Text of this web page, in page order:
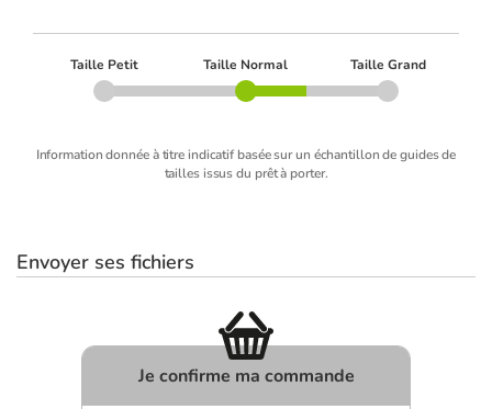
Taille Petit Taille Normal Taille Grand
Information donnée à titre indicatif basée sur un échantillon de guides de
tailles issus du prêt à porter.
Envoyer ses fichiers
Je confirme ma commande